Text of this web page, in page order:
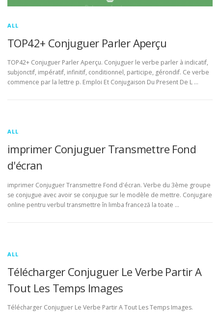
ALL
TOP42+ Conjuguer Parler Aperçu
TOP42+ Conjuguer Parler Aperçu. Conjuguer le verbe parler à indicatif,
subjonctif, impératif, infinitif, conditionnel, participe, gérondif. Ce verbe
commence par la lettre p. Emploi Et Conjugaison Du Present De L …
ALL
imprimer Conjuguer Transmettre Fond
d'écran
imprimer Conjuguer Transmettre Fond d'écran. Verbe du 3ème groupe
se conjugue avec avoir se conjugue sur le modèle de mettre. Conjugare
online pentru verbul transmettre în limba franceză la toate …
ALL
Télécharger Conjuguer Le Verbe Partir A
Tout Les Temps Images
Télécharger Conjuguer Le Verbe Partir A Tout Les Temps Images.